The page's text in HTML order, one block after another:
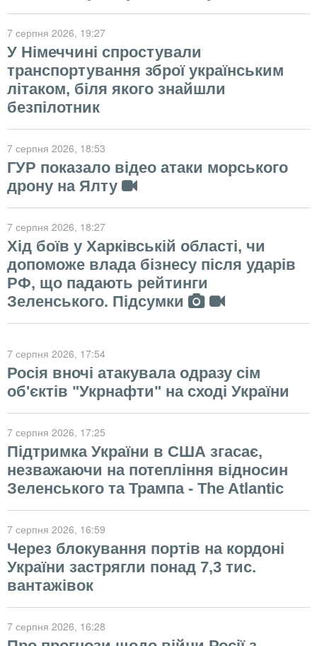
7 серпня 2026, 19:27
У Німеччині спростували
транспортування зброї українським
літаком, біля якого знайшли
безпілотник
7 серпня 2026, 18:53
ГУР показало відео атаки морського
дрону на Ялту
7 серпня 2026, 18:27
Хід боїв у Харківській області, чи
допоможе влада бізнесу після ударів
РФ, що падають рейтинги
Зеленського. Підсумки
7 серпня 2026, 17:54
Росія вночі атакувала одразу сім
об'єктів "Укрнафти" на сході України
7 серпня 2026, 17:25
Підтримка України в США згасає,
незважаючи на потепління відносин
Зеленського та Трампа - The Atlantic
7 серпня 2026, 16:59
Через блокування портів на кордоні
України застрягли понад 7,3 тис.
вантажівок
7 серпня 2026, 16:28